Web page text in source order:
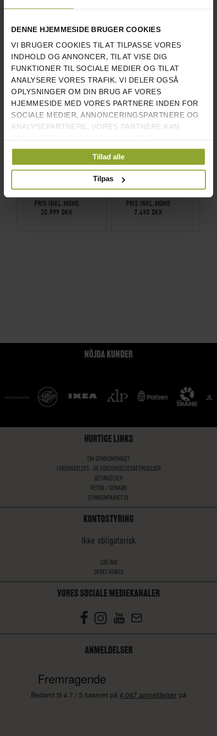
DENNE HJEMMESIDE BRUGER COOKIES
VI BRUGER COOKIES TIL AT TILPASSE VORES
INDHOLD OG ANNONCER, TIL AT VISE DIG
FUNKTIONER TIL SOCIALE MEDIER OG TIL AT
ANALYSERE VORES TRAFIK. VI DELER OGSÅ
OPLYSNINGER OM DIN BRUG AF VORES
HJEMMESIDE MED VORES PARTNERE INDEN FOR
SOCIALE MEDIER, ANNONCERINGSPARTNERE OG
ANALYSEPARTNERE. VORES PARTNERE KAN
KOMBINERE DISSE DATA MED ANDRE
OPLYSNINGER, DU HAR GIVET DEM, ELLER SOM DE
HAR INDSAMLET FRA DIN BRUG AF DERES
TJENESTER.
Tillad alle
Tilpas
VI FANDT ANDRE PRODUKTER DU MÅSKE KAN LIDE!
RECOIL RIGG FRITSTÅENDE SORT
PRIS INKL.MOMS
20.999 DKK
PRIS INKL.MOMS
7.490 DKK
NÖJDA KUNDER
HURTIGE LINKS
OM GYMKOMPANIET
FORSENDELSES- OG FORSENDELSESBETINGELSER
BETINGELSER
RETUR / GENKØB
GYMKOMPANIET.SE
KONTOSTYRING
Ikke obligatorisk
LOG IND
OPRET KONTO
VORES SOCIALE MEDIEKANALER
ANMELDELSER